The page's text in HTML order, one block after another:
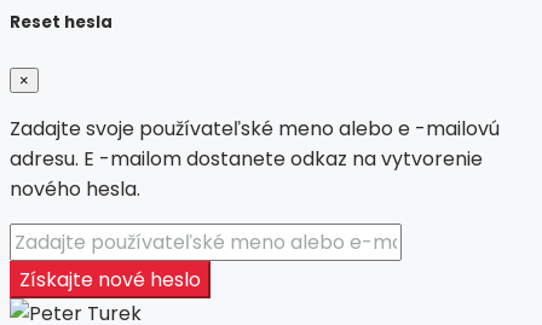
Reset hesla
×
Zadajte svoje používateľské meno alebo e -mailovú
adresu. E -mailom dostanete odkaz na vytvorenie
nového hesla.
Získajte nové heslo